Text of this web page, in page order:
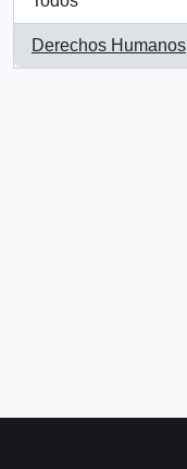
Derechos Humanos
, 1 resultados